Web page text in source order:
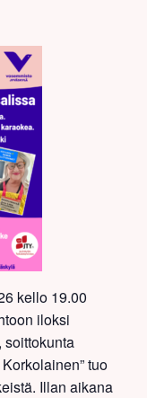
kello 19.00
iloksi
tuo
Illan aikana